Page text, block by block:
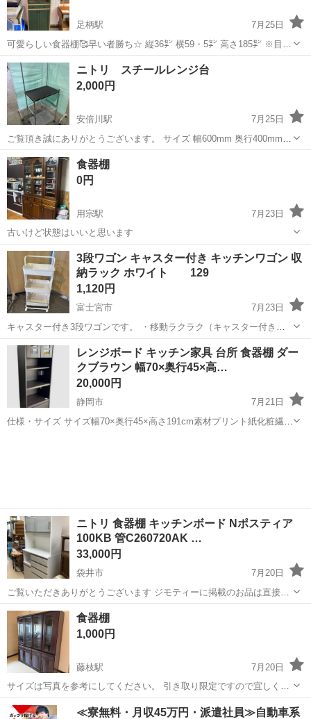
足柄駅
7月25日
可愛らしい食器棚🥰早い者勝ち☆ 縦36㌢ 横59・5㌢ 高さ185㌢ ※目立
たない箇所ですが小傷あり 現状販売をご理解の上ご購入をご検討くだ
さい湿気で戸の開け閉めがスムーズではないようですのでご理解いた
だける方
静岡 駿東郡 足柄駅
ニトリ スチールレンジ台
2,000円
安倍川駅
7月25日
ご覧頂き誠にありがとうございます。 サイズ 幅600mm 奥行400mm
高さ1550mm 色ー 状態ー目立った汚れや傷は無いと思います。 解体
可能。 家具などをメインにのせております。 取引...
静岡 静岡市 安倍川駅
食器棚
0円
用宗駅
7月23日
古いけど状態はいいと思います
静岡 静岡市 用宗駅 収納家具
3段ワゴン キャスター付き キッチンワゴン 収
納ラック ホワイト 129
1,120円
富士宮市
7月23日
キャスター付き3段ワゴンです。 ・移動ラクラク（キャスター付き）
・キッチン、洗面所、子供部屋など幅広く使えます ・中古のため多少
の使用感あり（全体的にはキレイです） サイズ感は写真でご確認くだ
さい。 ...
静岡 富士宮市 収納家具
レンジボード キッチン家具 台所 食器棚 ダー
クブラウン 幅70×奥行45×高…
20,000円
静岡市
7月21日
仕様・サイズ サイズ幅70×奥行45×高さ191cm素材プリント紙化粧繊維
ニトリ 食器棚 キッチンボード Nポスティア
100KB 管C260720AK …
33,000円
袋井市
7月20日
ご覧いただきありがとうございます ジモティーに掲載のお品は直接当
店にお越しいただける方のみに販売しております。 その際、軽トラッ
クの貸し出しや配達も行っておりますのでご利用ください。 店頭でも
販売しておりますので、売り...
静岡 袋井市 収納家具
食器棚
1,000円
藤枝駅
7月20日
サイズは写真を参考にしてください。 引き取り限定ですので宜しくお
願いします。
静岡 藤枝市 藤枝駅 収納家具
≪寮無料・月収45万円・派遣社員≫自動車系